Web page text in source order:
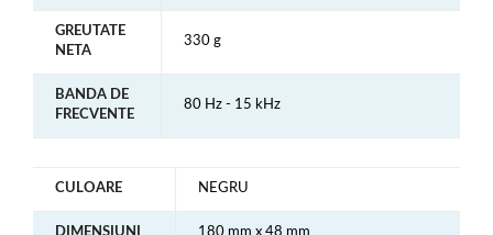
GREUTATE
NETA
330 g
BANDA DE
FRECVENTE
80 Hz - 15 kHz
CULOARE NEGRU